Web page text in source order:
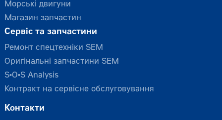
Морські двигуни
Магазин запчастин
Сервіс та запчастини
Ремонт спецтехніки SEM
Оригінальні запчастини SEM
S•O•S Analysis
Контракт на сервісне обслуговування
Контакти